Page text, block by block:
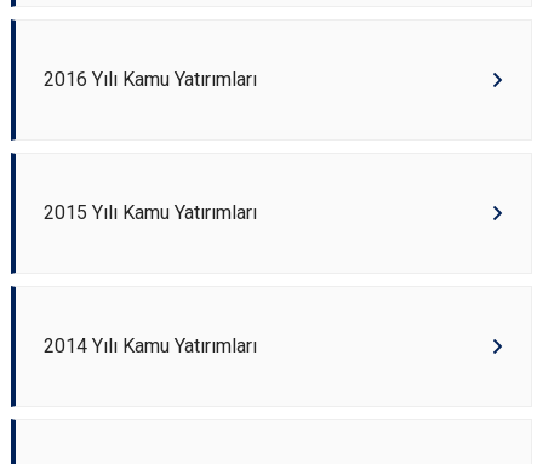
2016 Yılı Kamu Yatırımları
2015 Yılı Kamu Yatırımları
2014 Yılı Kamu Yatırımları